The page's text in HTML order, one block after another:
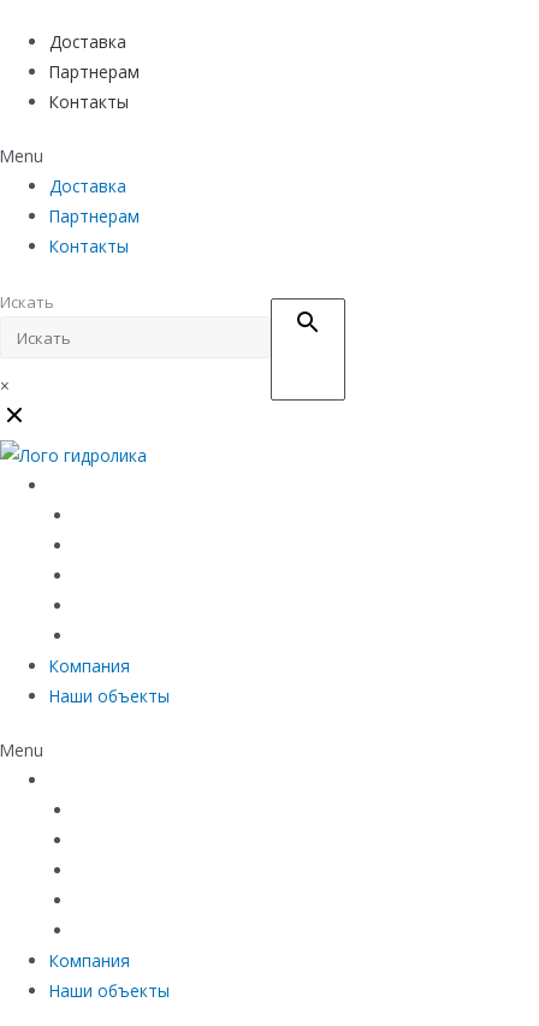
Доставка
Партнерам
Контакты
Menu
Доставка
Партнерам
Контакты
Искать
×
Компания
Наши объекты
Menu
Компания
Наши объекты